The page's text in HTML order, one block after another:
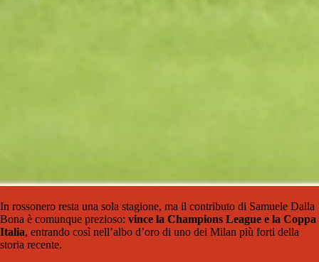
In rossonero resta una sola stagione, ma il contributo di Samuele Dalla
Bona è comunque prezioso: vince la Champions League e la Coppa
Italia, entrando così nell’albo d’oro di uno dei Milan più forti della
storia recente.